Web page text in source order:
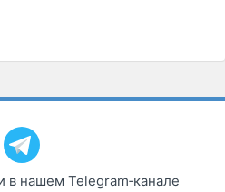
в нашем Telegram‑канале